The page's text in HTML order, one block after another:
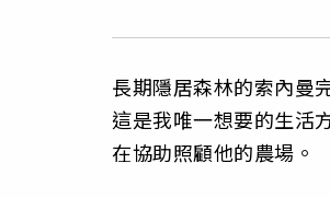
長期隱居森林的索內曼
這是我唯一想要的生活
在協助照顧他的農場。